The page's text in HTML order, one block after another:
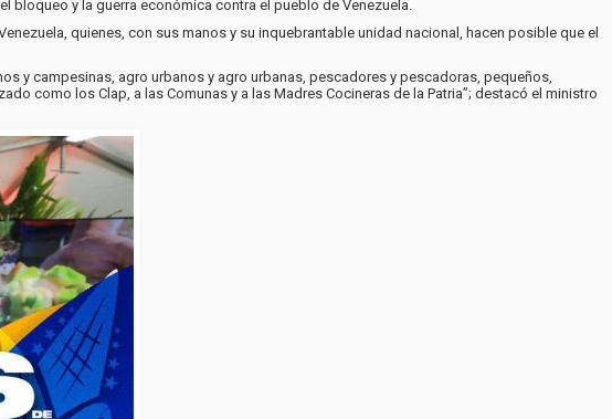
bloqueo y la guerra económica contra el pueblo de Venezuela.
quienes, con sus manos y su inquebrantable unidad nacional, hacen posible que el
y campesinas, agro urbanos y agro urbanas, pescadores y pescadoras, pequeños,
como los Clap, a las Comunas y a las Madres Cocineras de la Patria”; destacó el ministro